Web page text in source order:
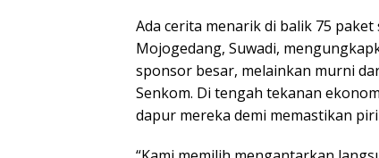
Ada cerita menarik di balik 75
Mojogedang, Suwadi,
sponsor besar, melainkan murni
Senkom. Di tengah tekanan
dapur mereka demi memastikan